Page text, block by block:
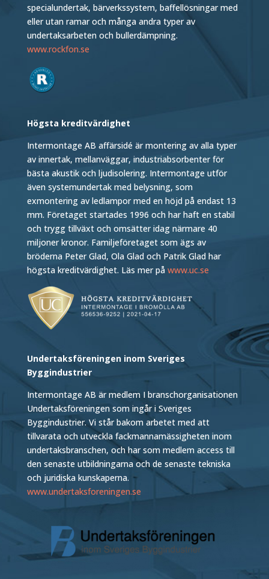
specialundertak, bärverkssystem, baffellösningar med
eller utan ramar och många andra typer av
undertaksarbeten och bullerdämpning.
www.rockfon.se
Högsta kreditvärdighet
Intermontage AB affärsidé är montering av alla typer
av innertak, mellanväggar, industriabsorbenter för
bästa akustik och ljudisolering. Intermontage utför
även systemundertak med belysning, som
exmontering av ledlampor med en höjd på endast 13
mm. Företaget startades 1996 och har haft en stabil
och trygg tillväxt och omsätter idag närmare 40
miljoner kronor. Familjeföretaget som ägs av
bröderna Peter Glad, Ola Glad och Patrik Glad har
högsta kreditvärdighet. Läs mer på www.uc.se
Undertaksföreningen inom Sveriges
Byggindustrier
Intermontage AB är medlem I branschorganisationen
Undertaksföreningen som ingår i Sveriges
Byggindustrier. Vi står bakom arbetet med att
tillvarata och utveckla fackmannamässigheten inom
undertaksbranschen, och har som medlem access till
den senaste utbildningarna och de senaste tekniska
och juridiska kunskaperna.
www.undertaksforeningen.se